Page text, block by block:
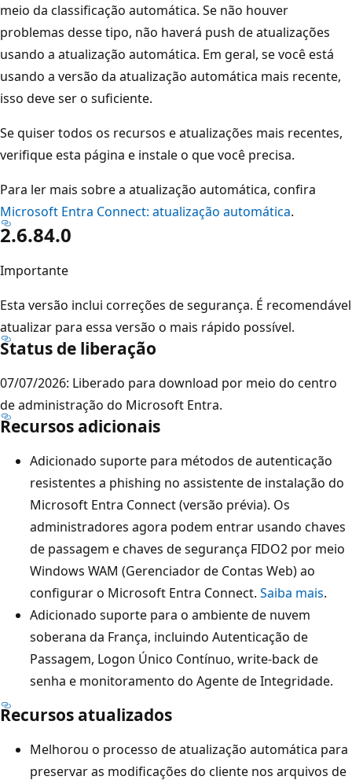
meio da classificação automática. Se não houver
problemas desse tipo, não haverá push de atualizações
usando a atualização automática. Em geral, se você está
usando a versão da atualização automática mais recente,
isso deve ser o suficiente.
Se quiser todos os recursos e atualizações mais recentes,
verifique esta página e instale o que você precisa.
Para ler mais sobre a atualização automática, confira
Microsoft Entra Connect: atualização automática.
2.6.84.0
Importante
Esta versão inclui correções de segurança. É recomendável
atualizar para essa versão o mais rápido possível.
Status de liberação
07/07/2026: Liberado para download por meio do centro
de administração do Microsoft Entra.
Recursos adicionais
Adicionado suporte para métodos de autenticação
resistentes a phishing no assistente de instalação do
Microsoft Entra Connect (versão prévia). Os
administradores agora podem entrar usando chaves
de passagem e chaves de segurança FIDO2 por meio
Windows WAM (Gerenciador de Contas Web) ao
configurar o Microsoft Entra Connect. Saiba mais.
Adicionado suporte para o ambiente de nuvem
soberana da França, incluindo Autenticação de
Passagem, Logon Único Contínuo, write-back de
senha e monitoramento do Agente de Integridade.
Recursos atualizados
Melhorou o processo de atualização automática para
preservar as modificações do cliente nos arquivos de